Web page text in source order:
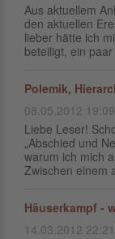
Aus aktuellem
den aktuellen
lieber hätte ich
beteiligt, ein
Polemik,
08.05.2012 19:09
Liebe Leser!
„Abschied und
warum ich mich
Zwischen einem
Häuserkampf -
14.03.2012 22:21